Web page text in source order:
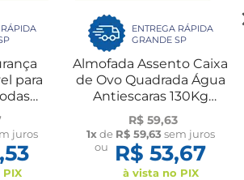
para
juros
ENTREGA RÁPIDA
GRANDE SP
Almofada Assento Caixa
de Ovo Quadrada Água
Antiescaras 130Kg
Bioflorence
R$ 59,63
1xde R$ 59,63 sem juros
ou
R$ 53,67
à vista no PIX